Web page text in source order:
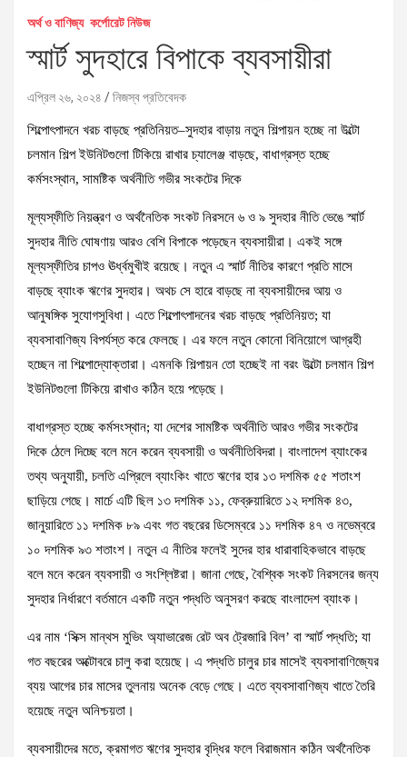
অর্থ ও বাণিজ্য কর্পোরেট নিউজ
স্মার্ট সুদহারে বিপাকে ব্যবসায়ীরা
এপ্রিল ২৬, ২০২৪ নিজস্ব প্রতিবেদক
শিল্পোৎপাদনে খরচ বাড়ছে প্রতিনিয়ত–সুদহার বাড়ায় নতুন শিল্পায়ন হচ্ছে না উল্টো
চলমান শিল্প ইউনিটগুলো টিকিয়ে রাখার চ্যালেঞ্জ বাড়ছে, বাধাগ্রস্ত হচ্ছে
কর্মসংস্থান, সামষ্টিক অর্থনীতি গভীর সংকটের দিকে
মূল্যস্ফীতি নিয়ন্ত্রণ ও অর্থনৈতিক সংকট নিরসনে ৬ ও ৯ সুদহার নীতি ভেঙে স্মার্ট
সুদহার নীতি ঘোষণায় আরও বেশি বিপাকে পড়েছেন ব্যবসায়ীরা। একই সঙ্গে
মূল্যস্ফীতির চাপও ঊর্ধ্বমুখীই রয়েছে। নতুন এ স্মার্ট নীতির কারণে প্রতি মাসে
বাড়ছে ব্যাংক ঋণের সুদহার। অথচ সে হারে বাড়ছে না ব্যবসায়ীদের আয় ও
আনুষঙ্গিক সুযোগসুবিধা। এতে শিল্পোৎপাদনের খরচ বাড়ছে প্রতিনিয়ত; যা
ব্যবসাবাণিজ্য বিপর্যস্ত করে ফেলছে। এর ফলে নতুন কোনো বিনিয়োগে আগ্রহী
হচ্ছেন না শিল্পোদ্যোক্তারা। এমনকি শিল্পায়ন তো হচ্ছেই না বরং উল্টো চলমান শিল্প
ইউনিটগুলো টিকিয়ে রাখাও কঠিন হয়ে পড়েছে।
বাধাগ্রস্ত হচ্ছে কর্মসংস্থান; যা দেশের সামষ্টিক অর্থনীতি আরও গভীর সংকটের
দিকে ঠেলে দিচ্ছে বলে মনে করেন ব্যবসায়ী ও অর্থনীতিবিদরা। বাংলাদেশ ব্যাংকের
তথ্য অনুযায়ী, চলতি এপ্রিলে ব্যাংকিং খাতে ঋণের হার ১৩ দশমিক ৫৫ শতাংশ
ছাড়িয়ে গেছে। মার্চে এটি ছিল ১৩ দশমিক ১১, ফেব্রুয়ারিতে ১২ দশমিক ৪৩,
জানুয়ারিতে ১১ দশমিক ৮৯ এবং গত বছরের ডিসেম্বরে ১১ দশমিক ৪৭ ও নভেম্বরে
১০ দশমিক ৯৩ শতাংশ। নতুন এ নীতির ফলেই সুদের হার ধারাবাহিকভাবে বাড়ছে
বলে মনে করেন ব্যবসায়ী ও সংশ্লিষ্টরা। জানা গেছে, বৈশ্বিক সংকট নিরসনের জন্য
সুদহার নির্ধারণে বর্তমানে একটি নতুন পদ্ধতি অনুসরণ করছে বাংলাদেশ ব্যাংক।
এর নাম ‘সিক্স মান্থস মুভিং অ্যাভারেজ রেট অব ট্রেজারি বিল’ বা স্মার্ট পদ্ধতি; যা
গত বছরের অক্টোবরে চালু করা হয়েছে। এ পদ্ধতি চালুর চার মাসেই ব্যবসাবাণিজ্যের
ব্যয় আগের চার মাসের তুলনায় অনেক বেড়ে গেছে। এতে ব্যবসাবাণিজ্য খাতে তৈরি
হয়েছে নতুন অনিশ্চয়তা।
ব্যবসায়ীদের মতে, ক্রমাগত ঋণের সুদহার বৃদ্ধির ফলে বিরাজমান কঠিন অর্থনৈতিক